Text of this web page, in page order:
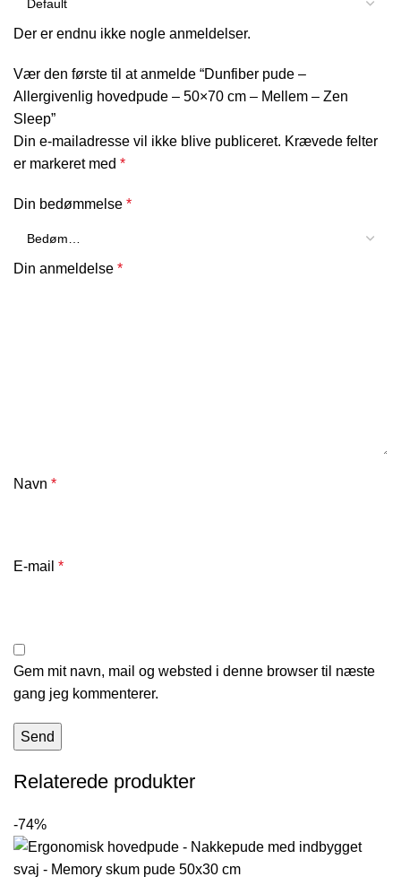
Der er endnu ikke nogle anmeldelser.
Vær den første til at anmelde “Dunfiber pude –
Allergivenlig hovedpude – 50×70 cm – Mellem – Zen
Sleep”
Din e-mailadresse vil ikke blive publiceret. Krævede felter
er markeret med *
Din bedømmelse *
Din anmeldelse *
Navn *
E-mail *
Gem mit navn, mail og websted i denne browser til næste
gang jeg kommenterer.
Relaterede produkter
-74%